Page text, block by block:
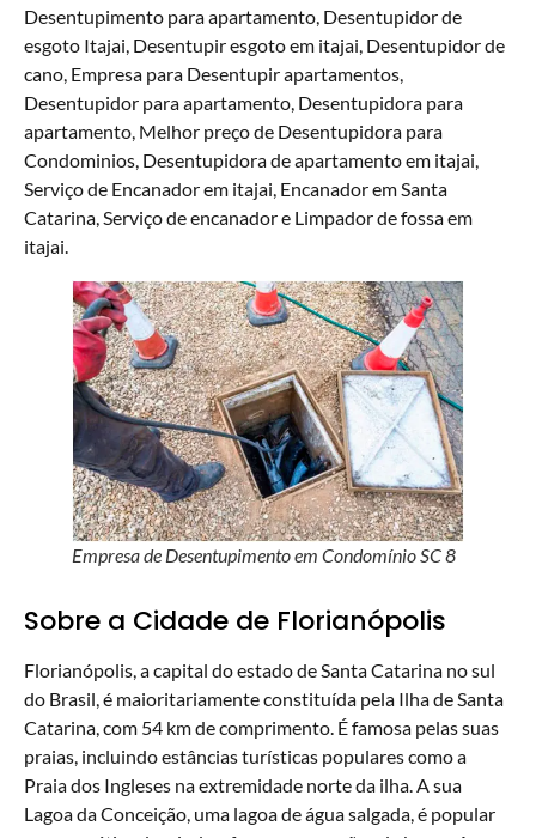
Desentupimento para apartamento, Desentupidor de
esgoto Itajai, Desentupir esgoto em itajai, Desentupidor de
cano, Empresa para Desentupir apartamentos,
Desentupidor para apartamento, Desentupidora para
apartamento, Melhor preço de Desentupidora para
Condominios, Desentupidora de apartamento em itajai,
Serviço de Encanador em itajai, Encanador em Santa
Catarina, Serviço de encanador e Limpador de fossa em
itajai.
Empresa de Desentupimento em Condomínio SC 8
Sobre a Cidade de Florianópolis
Florianópolis, a capital do estado de Santa Catarina no sul
do Brasil, é maioritariamente constituída pela Ilha de Santa
Catarina, com 54 km de comprimento. É famosa pelas suas
praias, incluindo estâncias turísticas populares como a
Praia dos Ingleses na extremidade norte da ilha. A sua
Lagoa da Conceição, uma lagoa de água salgada, é popular